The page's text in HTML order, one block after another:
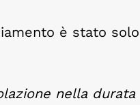
è stato solo
nella durata